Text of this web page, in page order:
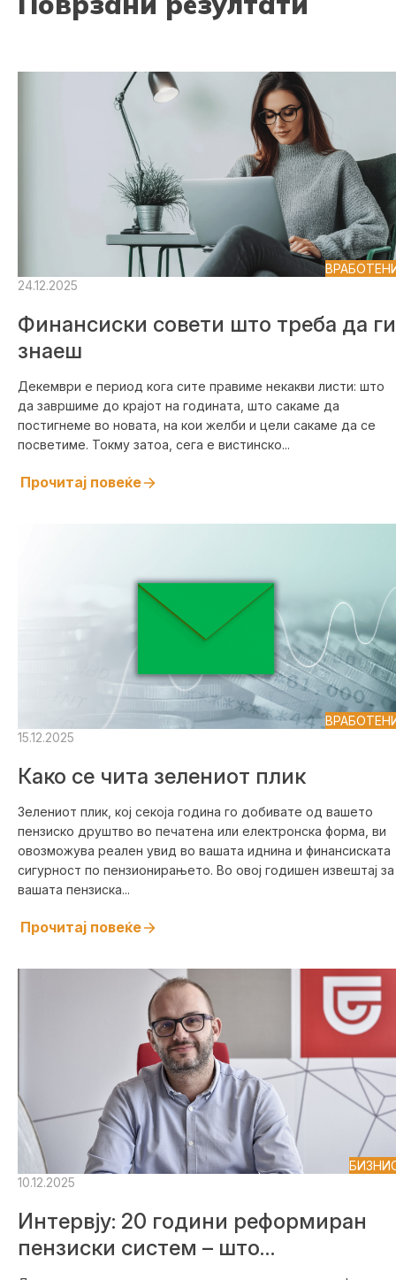
24.12.2025
Финансиски совети што треба да ги
знаеш
Декември е период кога сите правиме некакви листи: што
да завршиме до крајот на годината, што сакаме да
постигнеме во новата, на кои желби и цели сакаме да се
посветиме. Токму затоа, сега е вистинско...
Прочитај повеќе
15.12.2025
Како се чита зелениот плик
Зелениот плик, кој секоја година го добивате од вашето
пензиско друштво во печатена или електронска форма, ви
овозможува реален увид во вашата иднина и финансиската
сигурност по пензионирањето. Во овој годишен извештај за
вашата пензиска...
Прочитај повеќе
10.12.2025
Интервју: 20 години реформиран
пензиски систем – што
постигнавме досега и што нѐ